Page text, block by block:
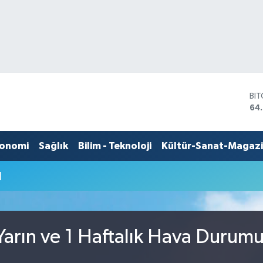
Sağlık Bilim - Teknoloji Kültür-Sanat-
ve 1 Haftalık Hava